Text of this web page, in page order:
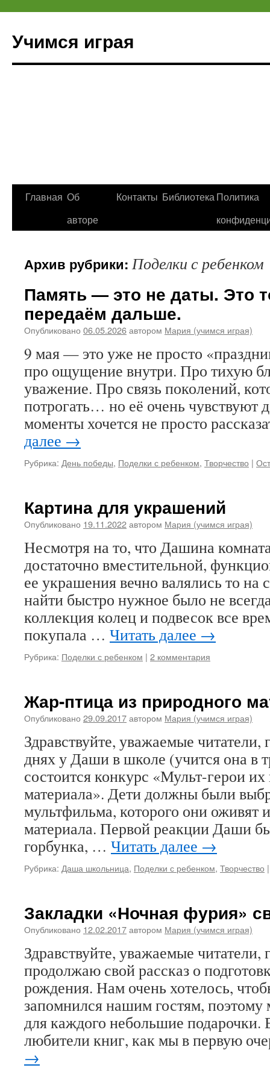
Учимся играя
Перейти
Главная Об
авторе
Контакты Библиотека Политика
Архив рубрики: Поделки с ребенком
Память — это не даты. Это
передаём дальше.
Опубликовано 06.05.2026автором Мария (учимся играя)
9 мая — это уже не просто
про ощущение внутри. Про тихую
уважение. Про связь поколений,
потрогать… но её очень чувствуют
моменты хочется не просто
далее →
Рубрика: День победы, Поделки с ребенком, Творчество |
Картина для украшений
Опубликовано 19.11.2022автором Мария (учимся играя)
Несмотря на то, что Дашина
достаточно вместительной,
ее украшения вечно валялись то на
найти быстро нужное было не
коллекция колец и подвесок все
покупала … Читать далее →
Рубрика: Поделки с ребенком | 2 комментария
Жар-птица из природного
Опубликовано 29.09.2017автором Мария (учимся играя)
Здравствуйте, уважаемые
днях у Даши в школе (учится она в
состоится конкурс «Мульт-герои
материала». Дети должны были
мультфильма, которого они оживят
материала. Первой реакции Даши
горбунка, … Читать далее →
Рубрика: Даша школьница, Поделки с ребенком, Творчество |
Закладки «Ночная фурия»
Опубликовано 12.02.2017автором Мария (учимся играя)
Здравствуйте, уважаемые читатели,
продолжаю свой рассказ о
рождения. Нам очень хотелось,
запомнился нашим гостям,
для каждого небольшие подарочки.
любители книг, как мы в первую
→